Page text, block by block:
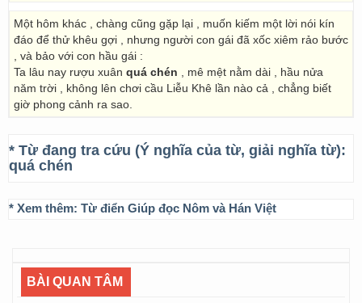
Một hôm khác , chàng cũng gặp lại , muốn kiếm một lời nói kín
đáo để thử khêu gợi , nhưng người con gái đã xốc xiêm rảo bước
, và bảo với con hầu gái :
Ta lâu nay rượu xuân quá chén , mê mệt nằm dài , hầu nửa
năm trời , không lên chơi cầu Liễu Khê lần nào cả , chẳng biết
giờ phong cảnh ra sao.
* Từ đang tra cứu (Ý nghĩa của từ, giải nghĩa từ):
quá chén
* Xem thêm: Từ điển Giúp đọc Nôm và Hán Việt
BÀI QUAN TÂM